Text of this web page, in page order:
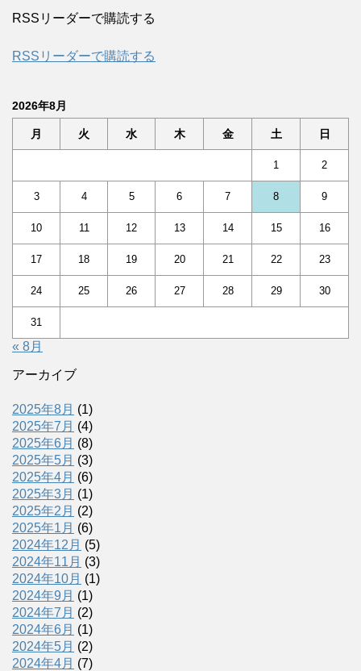
RSSリーダーで購読する
RSSリーダーで購読する
2026年8月
月 火 水 木 金 土 日
1 2
3 4 5 6 7 8 9
10 11 12 13 14 15 16
17 18 19 20 21 22 23
24 25 26 27 28 29 30
31
« 8月
アーカイブ
2025年8月 (1)
2025年7月 (4)
2025年6月 (8)
2025年5月 (3)
2025年4月 (6)
2025年3月 (1)
2025年2月 (2)
2025年1月 (6)
2024年12月 (5)
2024年11月 (3)
2024年10月 (1)
2024年9月 (1)
2024年7月 (2)
2024年6月 (1)
2024年5月 (2)
2024年4月 (7)